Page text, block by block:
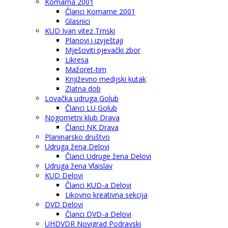
Članci Komarne 2001
Glasnici
KUD Ivan vitez Trnski
Planovi i izvještaji
Mješoviti pjevački zbor
Likresa
Mažoret-tim
Književno medijski kutak
Zlatna dob
Lovačka udruga Golub
Članci LU Golub
Nogometni klub Drava
Članci NK Drava
Planinarsko društvo
Udruga žena Delovi
Članci Udruge žena Delovi
Udruga žena Vlaislav
KUD Delovi
Članci KUD-a Delovi
Likovno kreativna sekcija
DVD Delovi
Članci DVD-a Delovi
UHDVDR Novigrad Podravski